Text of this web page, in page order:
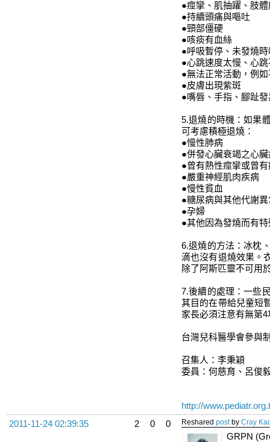
●痙攣、肌抽躍、肢
●持續頭痛與嘔吐
●頸部僵硬
●咳痰有血絲
●呼吸暫停、未發燒
●心跳速度太慢、心
●無法正常活動，例
●皮膚出現紫斑
●嘴唇、手指、腳趾發
5.退燒的時機：如果
可考慮積極退燒：
●慢性肺病
●併發心臟衰竭之心
●曾有熱性痙攣或曾
●嚴重神經肌肉疾病
●慢性貧血
●糖尿病與其他代謝
●孕婦
●其他因為發燒而有
6.退燒的方法：冰枕
滴也沒有退燒效果。
除了阿斯匹靈不可用
7.後續的處理：一些
其目的在帶給兒童短
家長必須注意有無第
台灣兒科醫學會參與
召集人：李秉穎
委員：何慈育、呂俊
http://
2011-11-24 02:39:35
2 0 0 Reshared postby Cray
GRPN